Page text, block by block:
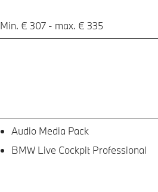
Min. € 307 - max. € 335
Audio Media Pack
BMW Live Cockpit Professional